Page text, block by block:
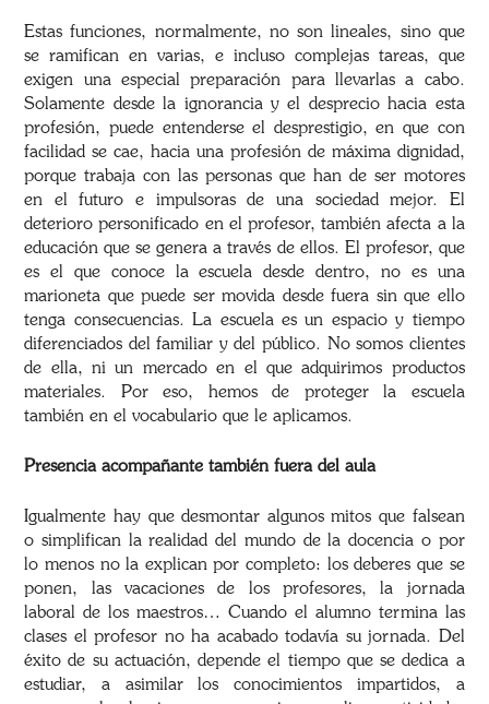
Estas funciones, normalmente, no son lineales, sino que
se ramifican en varias, e incluso complejas tareas, que
exigen una especial preparación para llevarlas a cabo.
Solamente desde la ignorancia y el desprecio hacia esta
profesión, puede entenderse el desprestigio, en que con
facilidad se cae, hacia una profesión de máxima dignidad,
porque trabaja con las personas que han de ser motores
en el futuro e impulsoras de una sociedad mejor. El
deterioro personificado en el profesor, también afecta a la
educación que se genera a través de ellos. El profesor, que
es el que conoce la escuela desde dentro, no es una
marioneta que puede ser movida desde fuera sin que ello
tenga consecuencias. La escuela es un espacio y tiempo
diferenciados del familiar y del público. No somos clientes
de ella, ni un mercado en el que adquirimos productos
materiales. Por eso, hemos de proteger la escuela
también en el vocabulario que le aplicamos.
Presencia acompañante también fuera del aula
Igualmente hay que desmontar algunos mitos que falsean
o simplifican la realidad del mundo de la docencia o por
lo menos no la explican por completo: los deberes que se
ponen, las vacaciones de los profesores, la jornada
laboral de los maestros… Cuando el alumno termina las
clases el profesor no ha acabado todavía su jornada. Del
éxito de su actuación, depende el tiempo que se dedica a
estudiar, a asimilar los conocimientos impartidos, a